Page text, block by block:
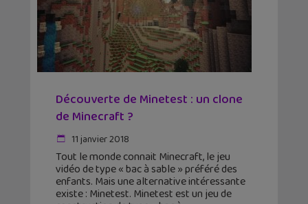
Découverte de Minetest : un clone
de Minecraft ?
11 janvier 2018
Tout le monde connait Minecraft, le jeu
vidéo de type « bac à sable » préféré des
enfants. Mais une alternative intéressante
existe : Minetest. Minetest est un jeu de